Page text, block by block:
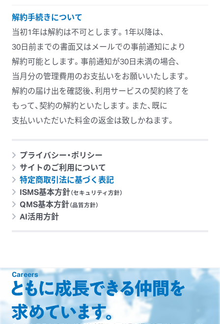
プライバシー・ポリシー
サイトのご利用について
特定商取引法に基づく表記
ISMS基本方針（セキュリティ方針）
QMS基本方針（品質方針）
AI活用方針
解約手続きについて
当初1年は解約は不可と します。 1年以降は、
30日前までの書面又はメールでの事前通知により
解約可能と します。 事前通知が30日未満の場合、
当月分の管理費用のお支払いをお願いいたします。
解約の届け出を確認後、 利用サービスの契約終了を
もって、 契約の解約と いたします。また、 既に
支払いいただいた料金の返金は致しかねます。
Careers